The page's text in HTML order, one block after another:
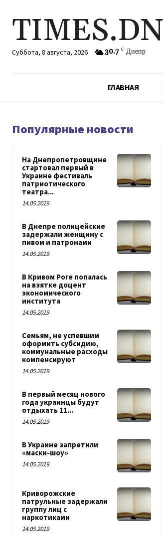
Суббота, 8 августа, 2026 30.7 C Днепр
ГЛАВНАЯ
Популярные новости
На Днепропетровщине
стартовал первый в
Украине фестиваль
патриотического
театра...
14.05.2019
В Днепре полицейские
задержали женщину с
пивом и патронами
14.05.2019
В Кривом Роге попалась
на взятке доцент
экономического
института
14.05.2019
Семьям, не успевшим
оформить субсидию,
коммунальные расходы
компенсируют
14.05.2019
В первый месяц нового
года украинцы будут
отдыхать 11...
14.05.2019
В Украине запретили
«маски-шоу»
14.05.2019
Криворожские
патрульные задержали
группу лиц с
наркотиками
14.05.2019